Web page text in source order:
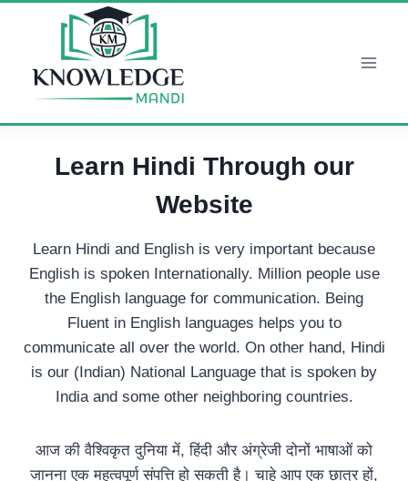
Learn Hindi Through our
Website
Learn Hindi and English is very important because
English is spoken Internationally. Million people use
the English language for communication. Being
Fluent in English languages helps you to
communicate all over the world. On other hand, Hindi
is our (Indian) National Language that is spoken by
India and some other neighboring countries.
आज की वैश्विकृत दुनिया में, हिंदी और अंग्रेजी दोनों भाषाओं को
जानना एक महत्वपूर्ण संपत्ति हो सकती है। चाहे आप एक छात्र हों,